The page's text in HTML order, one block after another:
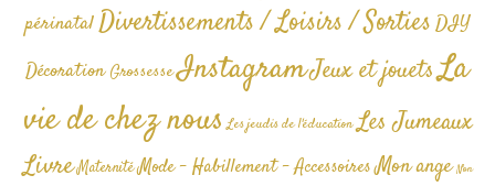
périnatalDivertissements / Loisirs / SortiesDIY
Décoration GrossesseInstagramJeux et jouetsLa
vie de chez nous Les jeudis de l'éducation Les Jumeaux
Livre Maternité Mode - Habillement - AccessoiresMon ange Non